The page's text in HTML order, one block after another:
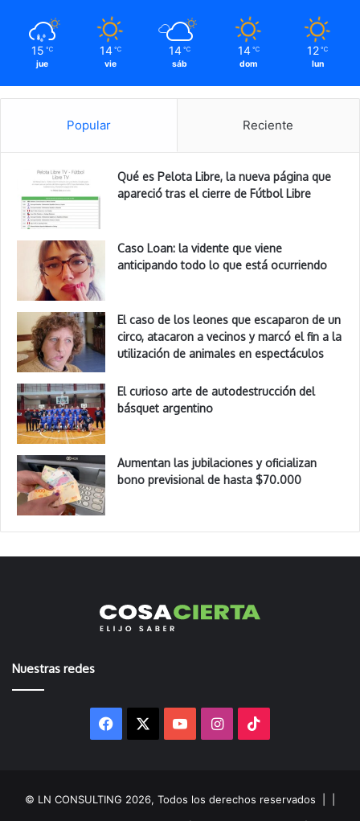
15 ℃
jue
14 ℃
vie
14 ℃
sáb
14 ℃
dom
12 ℃
lun
Popular Reciente
Qué es Pelota Libre, la nueva página que
apareció tras el cierre de Fútbol Libre
Caso Loan: la vidente que viene
anticipando todo lo que está ocurriendo
El caso de los leones que escaparon de un
circo, atacaron a vecinos y marcó el fin a la
utilización de animales en espectáculos
El curioso arte de autodestrucción del
básquet argentino
Aumentan las jubilaciones y oficializan
bono previsional de hasta $70.000
Nuestras redes
Facebook YouTubeInstagram
© LN CONSULTING 2026, Todos los derechos reservados |